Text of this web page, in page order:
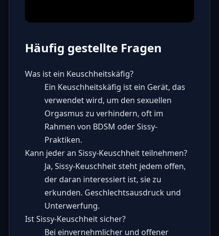
Häufig gestellte Fragen
Was ist ein Keuschheitskäfig?
Ein Keuschheitskäfig ist ein Gerät, das
verwendet wird, um den sexuellen
Orgasmus zu verhindern, oft im
Rahmen von BDSM oder Sissy-
Praktiken.
Kann jeder an Sissy-Keuschheit teilnehmen?
Ja, Sissy-Keuschheit steht jedem offen,
der daran interessiert ist, sie zu
erkunden. Geschlechtsausdruck und
Unterwerfung.
Ist Sissy-Keuschheit sicher?
Bei einvernehmlicher und offener